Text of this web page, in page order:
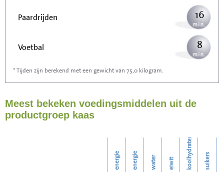
Paardrijden 16
Voetbal 8
Stofzuigen
Strijken 28
32
* Tijden zijn berekend met een gewicht van 75,0 kilogram.
Meest bekeken voedingsmiddelen uit de
productgroep kaas
energie energie water eiwit koolhydraten suikers